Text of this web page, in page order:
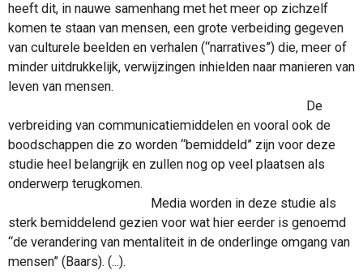
heeft dit, in nauwe samenhang met het meer op zichzelf
komen te staan van mensen, een grote verbeiding gegeven
van culturele beelden en verhalen (“narratives”) die, meer of
minder uitdrukkelijk, verwijzingen inhielden naar manieren van
leven van mensen.
De
verbreiding van communicatiemiddelen en vooral ook de
boodschappen die zo worden “bemiddeld” zijn voor deze
studie heel belangrijk en zullen nog op veel plaatsen als
onderwerp terugkomen.
Media worden in deze studie als
sterk bemiddelend gezien voor wat hier eerder is genoemd
“de verandering van mentaliteit in de onderlinge omgang van
mensen” (Baars). (...).